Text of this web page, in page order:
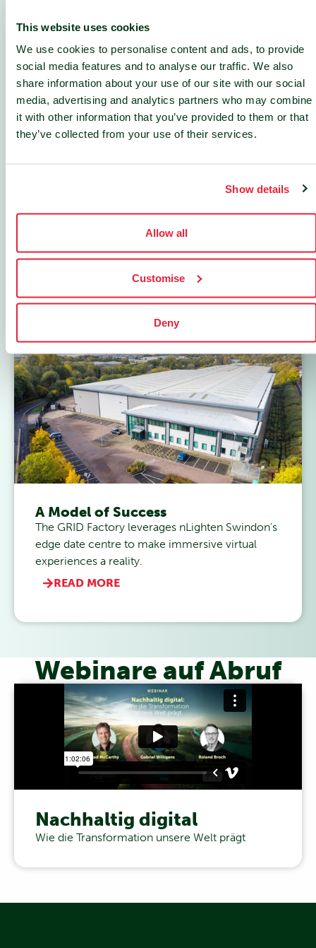
This website uses cookies
We use cookies to personalise content and ads, to provide
social media features and to analyse our traffic. We also
share information about your use of our site with our social
media, advertising and analytics partners who may combine
it with other information that you’ve provided to them or that
they’ve collected from your use of their services.
Show details
Allow all
Customise
Deny
How Conscious Solutions future-proofed their
A Model of Success
The GRID Factory leverages nLighten Swindon's
edge date centre to make immersive virtual
experiences a reality.
READ MORE
Webinare auf Abruf
Nachhaltig digital
Wie die Transformation unsere Welt prägt